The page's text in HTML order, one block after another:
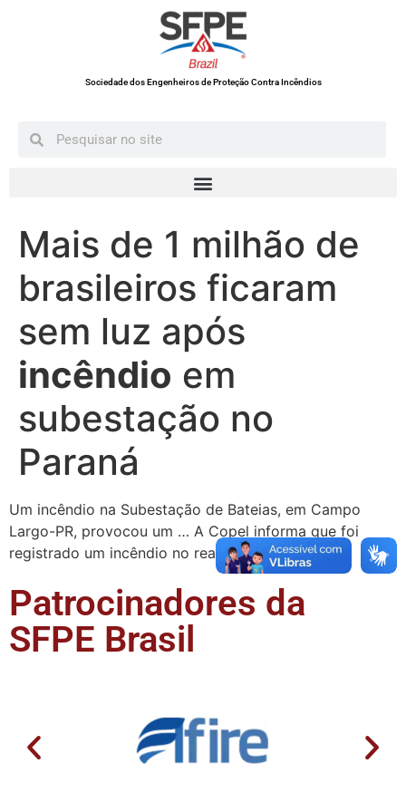
Sociedade dos Engenheiros de Proteção Contra Incêndios
Mais de 1 milhão de
brasileiros ficaram
sem luz após
incêndio em
subestação no
Paraná
Um incêndio na Subestação de Bateias, em Campo
Largo-PR, provocou um … A Copel informa que foi
registrado um incêndio no reator de uma …
Patrocinadores da
SFPE Brasil